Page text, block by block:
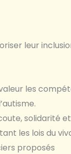
leur
les
solidarité
les lois du
proposés